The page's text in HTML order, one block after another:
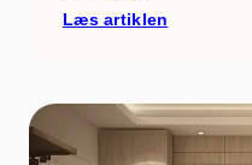
Læs artiklen
og